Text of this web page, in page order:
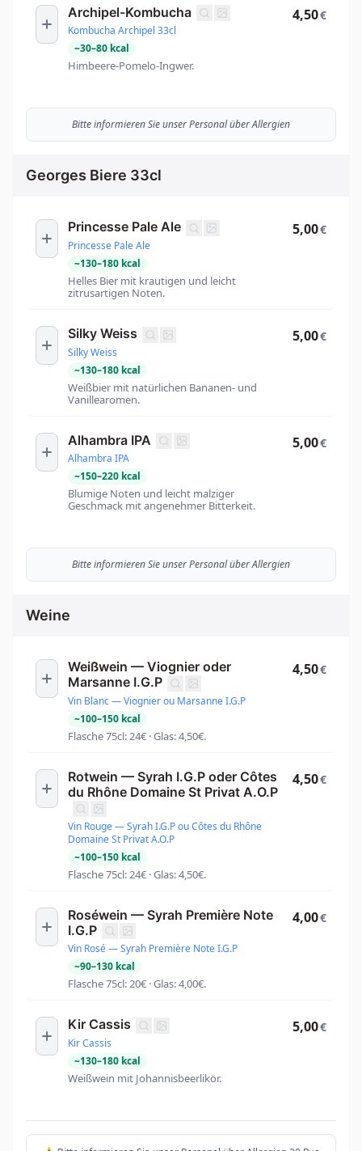
Archipel-Kombucha
Kombucha Archipel 33cl
~30–80 kcal
Himbeere-Pomelo-Ingwer.
4,50€
Bitte informieren Sie unser Personal über Allergien
Georges Biere 33cl
Princesse Pale Ale
Princesse Pale Ale
~130–180 kcal
Helles Bier mit krautigen und leicht
zitrusartigen Noten.
5,00€
Silky Weiss
Silky Weiss
~130–180 kcal
Weißbier mit natürlichen Bananen- und
Vanillearomen.
5,00€
Alhambra IPA
Alhambra IPA
~150–220 kcal
Blumige Noten und leicht malziger
Geschmack mit angenehmer Bitterkeit.
5,00€
Bitte informieren Sie unser Personal über Allergien
Weine
Weißwein — Viognier oder
Marsanne I.G.P
Vin Blanc — Viognier ou Marsanne I.G.P
~100–150 kcal
Flasche 75cl: 24€ · Glas: 4,50€.
4,50€
Rotwein — Syrah I.G.P oder Côtes
du Rhône Domaine St Privat A.O.P
Vin Rouge — Syrah I.G.P ou Côtes du Rhône
Domaine St Privat A.O.P
~100–150 kcal
Flasche 75cl: 24€ · Glas: 4,50€.
4,50€
Roséwein — Syrah Première Note
I.G.P
Vin Rosé — Syrah Première Note I.G.P
~90–130 kcal
Flasche 75cl: 20€ · Glas: 4,00€.
4,00€
Kir Cassis
Kir Cassis
~130–180 kcal
Weißwein mit Johannisbeerlikör.
5,00€